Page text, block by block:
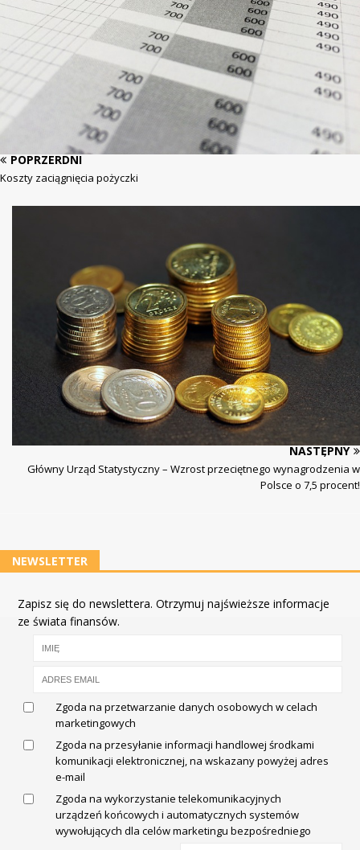
POPRZERDNI
Koszty zaciągnięcia pożyczki
NASTĘPNY
Główny Urząd Statystyczny – Wzrost przeciętnego wynagrodzenia w
Polsce o 7,5 procent!
NEWSLETTER
Zapisz się do newslettera. Otrzymuj najświeższe informacje
ze świata finansów.
Zgoda na przetwarzanie danych osobowych w celach
marketingowych
Zgoda na przesyłanie informacji handlowej środkami
komunikacji elektronicznej, na wskazany powyżej adres
e-mail
Zgoda na wykorzystanie telekomunikacyjnych
urządzeń końcowych i automatycznych systemów
wywołujących dla celów marketingu bezpośredniego